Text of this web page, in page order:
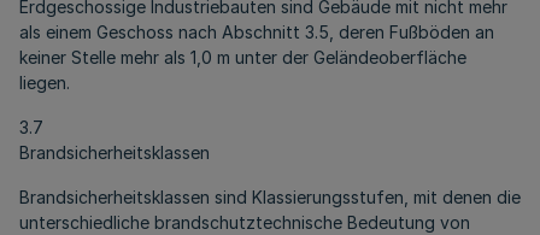
Erdgeschossige Industriebauten sind Gebäude mit nicht mehr
als einem Geschoss nach Abschnitt 3.5, deren Fußböden an
keiner Stelle mehr als 1,0 m unter der Geländeoberfläche
liegen.
3.7
Brandsicherheitsklassen
Brandsicherheitsklassen sind Klassierungsstufen, mit denen die
unterschiedliche brandschutztechnische Bedeutung von